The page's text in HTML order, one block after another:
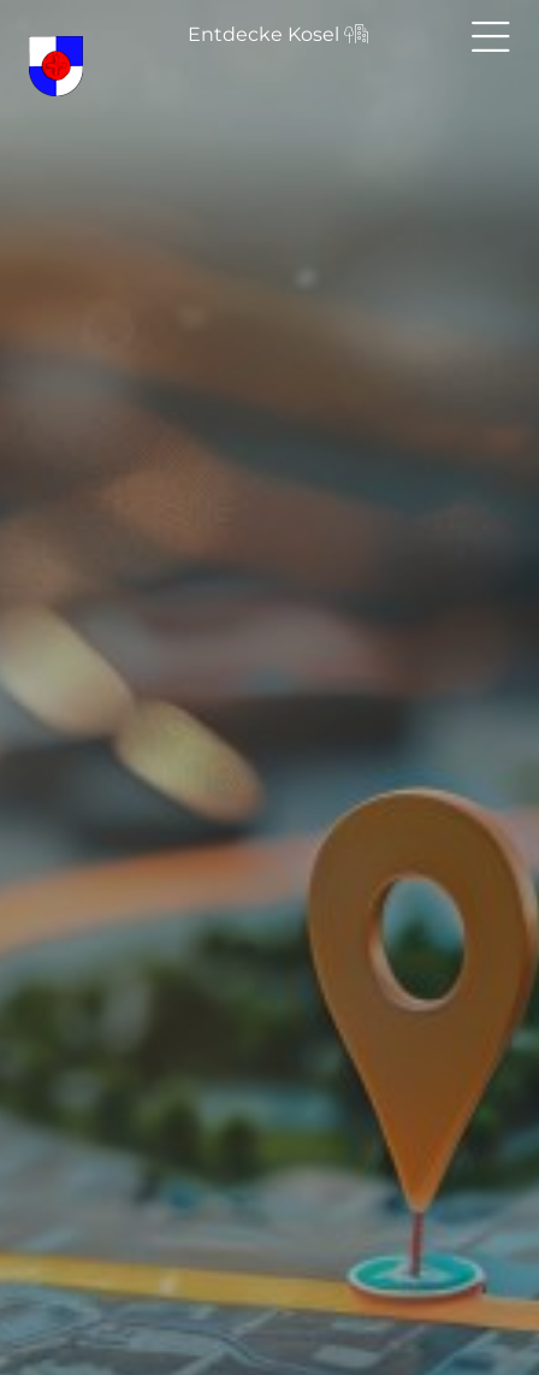
Entdecke Kosel